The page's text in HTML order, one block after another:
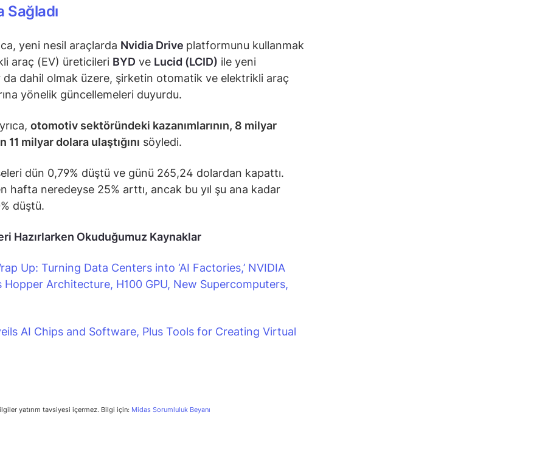
Sağladı
yeni nesil araçlarda Nvidia Drive platformunu kullanmak
araç (EV) üreticileri BYD ve Lucid (LCID) ile yeni
da dahil olmak üzere, şirketin otomatik ve elektrikli araç
yönelik güncellemeleri duyurdu.
otomotiv sektöründeki kazanımlarının, 8 milyar
11 milyar dolara ulaştığını söyledi.
dün 0,79% düştü ve günü 265,24 dolardan kapattı.
hafta neredeyse 25% arttı, ancak bu yıl şu ana kadar
düştü.
Hazırlarken Okuduğumuz Kaynaklar
Up: Turning Data Centers into ‘AI Factories,’ NVIDIA
Hopper Architecture, H100 GPU, New Supercomputers,
AI Chips and Software, Plus Tools for Creating Virtual
yatırım tavsiyesi içermez. Bilgi için: Midas Sorumluluk Beyanı